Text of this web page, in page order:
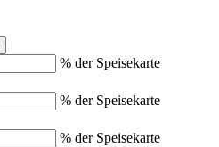
% der Speisekarte
% der Speisekarte
% der Speisekarte